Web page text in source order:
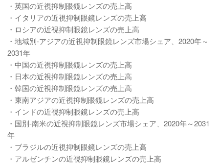
・英国の近視抑制眼鏡レンズの売上高
・イタリアの近視抑制眼鏡レンズの売上高
・ロシアの近視抑制眼鏡レンズの売上高
・地域別-アジアの近視抑制眼鏡レンズ市場シェア、2020年～
2031年
・中国の近視抑制眼鏡レンズの売上高
・日本の近視抑制眼鏡レンズの売上高
・韓国の近視抑制眼鏡レンズの売上高
・東南アジアの近視抑制眼鏡レンズの売上高
・インドの近視抑制眼鏡レンズの売上高
・国別-南米の近視抑制眼鏡レンズ市場シェア、2020年～2031
年
・ブラジルの近視抑制眼鏡レンズの売上高
・アルゼンチンの近視抑制眼鏡レンズの売上高